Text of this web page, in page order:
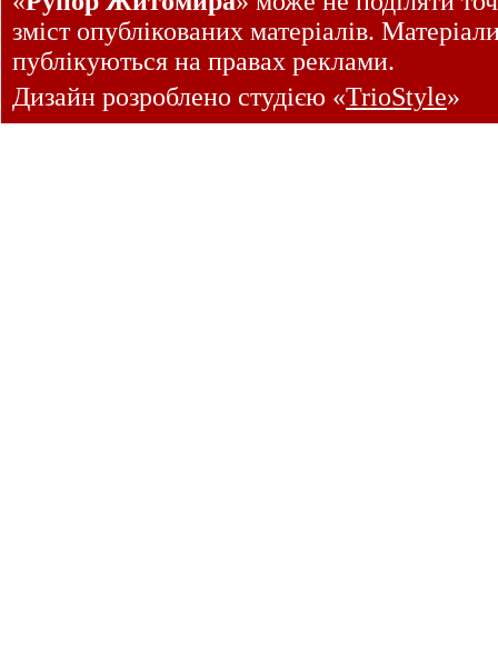
зміст опублікованих матеріалів.
публікуються на правах реклами.
Дизайн розроблено студією «TrioStyle»